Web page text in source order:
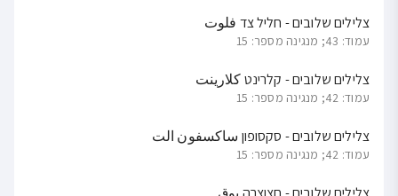
צלילים שלובים - חליל צד فلوت
עמוד: 43; מנגינה מספר: 15
צלילים שלובים - קלרינט كلارينت
עמוד: 42; מנגינה מספר: 15
צלילים שלובים - סקסופון ساكسفون الت
עמוד: 42; מנגינה מספר: 15